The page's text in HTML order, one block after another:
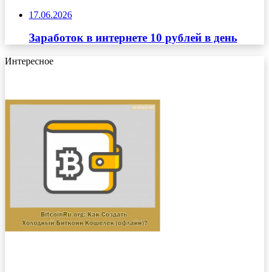
17.06.2026
Заработок в интернете 10 рублей в день
Интересное